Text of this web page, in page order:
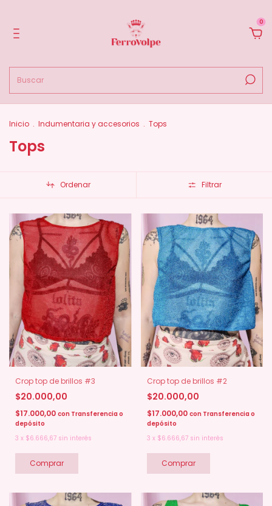
0
Inicio . Indumentaria y accesorios . Tops
Tops
Ordenar Filtrar
Crop top de brillos #3
$20.000,00
$17.000,00 con Transferencia o
depósito
3 x $6.666,67 sin interés
Crop top de brillos #2
$20.000,00
$17.000,00 con Transferencia o
depósito
3 x $6.666,67 sin interés